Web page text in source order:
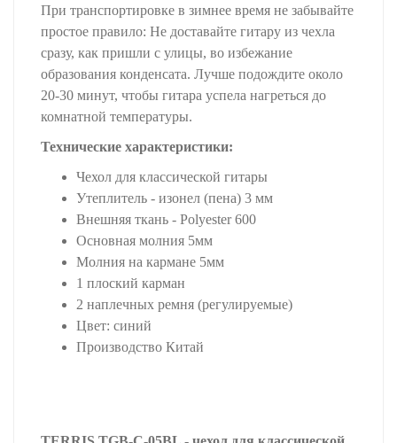
При транспортировке в зимнее время не забывайте
простое правило: Не доставайте гитару из чехла
сразу, как пришли с улицы, во избежание
образования конденсата. Лучше подождите около
20-30 минут, чтобы гитара успела нагреться до
комнатной температуры.
Технические характеристики:
Чехол для классической гитары
Утеплитель - изонел (пена) 3 мм
Внешняя ткань - Polyester 600
Основная молния 5мм
Молния на кармане 5мм
1 плоский карман
2 наплечных ремня (регулируемые)
Цвет: синий
Производство Китай